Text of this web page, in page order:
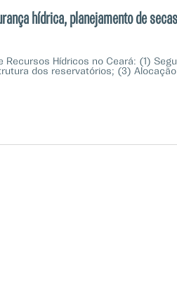
hídrica, planejamento de
Hídricos no Ceará: (1)
dos reservatórios; (3)